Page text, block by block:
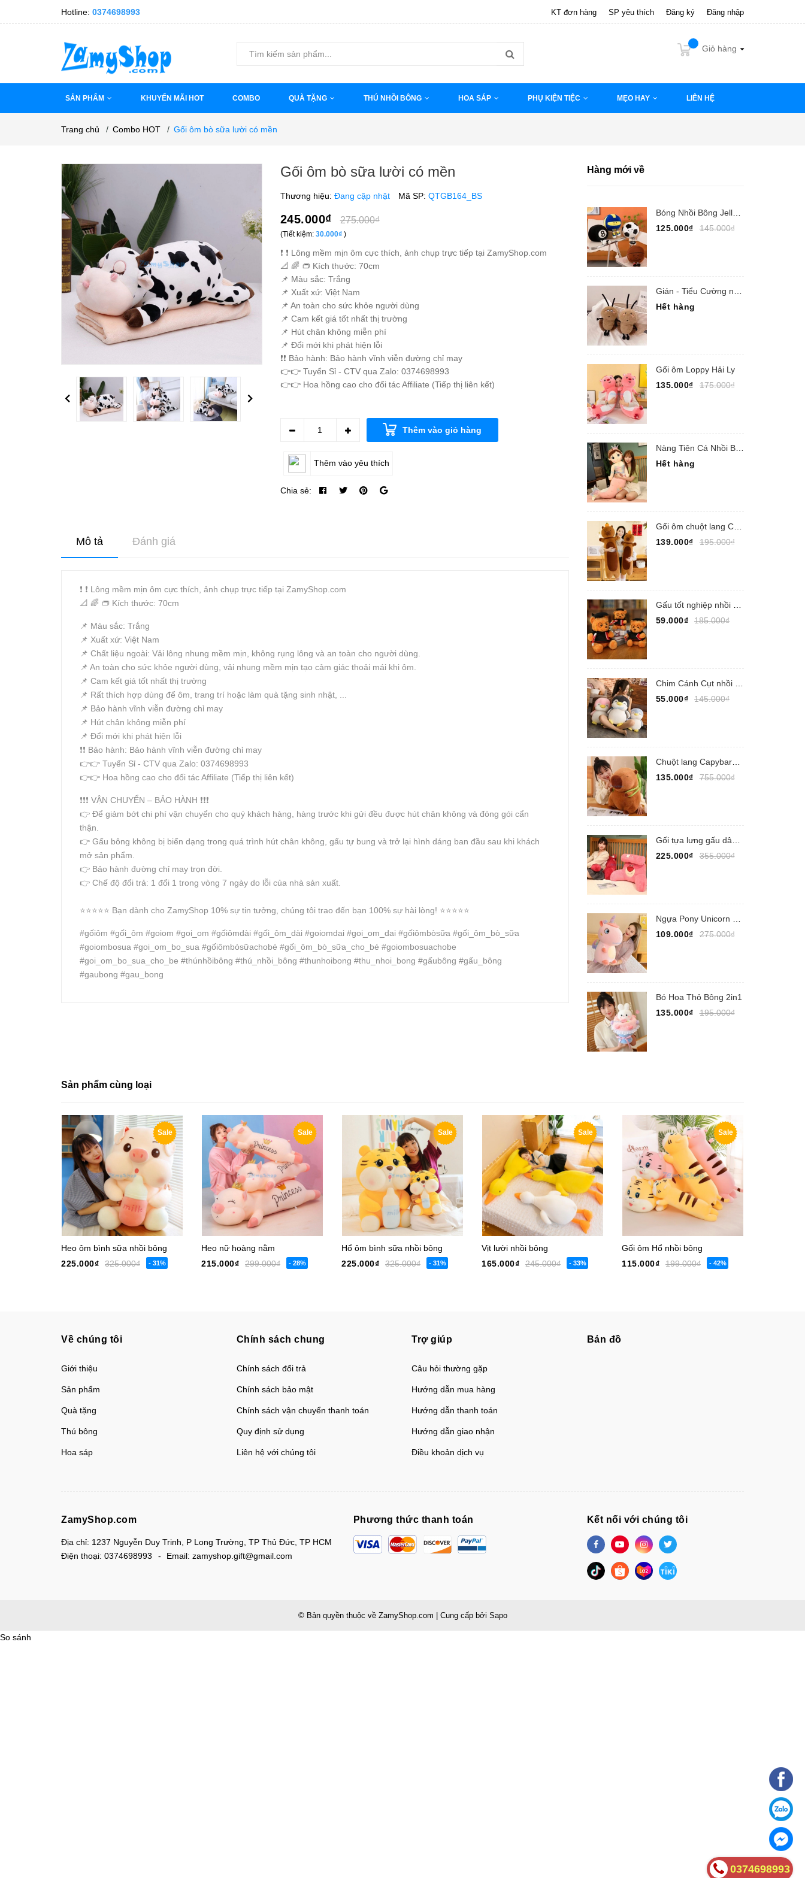
Hotline: 0374698993 KT đơn hàng SP yêu thích Đăng ký Đăng nhập
Giỏ hàng
SẢN PHẨM KHUYẾN MÃI HOT COMBO QUÀ TẶNG THÚ NHỒI BÔNG HOA SÁP PHỤ KIỆN TIỆC MẸO HAY LIÊN HỆ
Trang chủ / Combo HOT / Gối ôm bò sữa lười có mền
Previous Next
Gối ôm bò sữa lười có mền
Thương hiệu: Đang cập nhật Mã SP: QTGB164_BS
245.000₫ 275.000₫
(Tiết kiệm: 30.000₫)
❗️ ❗️ Lông mềm mịn ôm cực thích, ảnh chụp trực tiếp tại ZamyShop.com
📐 🌈 👝 Kích thước: 70cm
📌 Màu sắc: Trắng
📌 Xuất xứ: Việt Nam
📌 An toàn cho sức khỏe người dùng
📌 Cam kết giá tốt nhất thị trường
📌 Hút chân không miễn phí
📌 Đổi mới khi phát hiện lỗi
❗️❗️ Bảo hành: Bảo hành vĩnh viễn đường chỉ may
👉👉 Tuyển Sỉ - CTV qua Zalo: 0374698993
👉👉 Hoa hồng cao cho đối tác Affiliate (Tiếp thị liên kết)
Thêm vào giỏ hàng
Thêm vào yêu thích
Chia sẻ:
Mô tả Đánh giá
❗️ ❗️ Lông mềm mịn ôm cực thích, ảnh chụp trực tiếp tại ZamyShop.com
📐 🌈 👝 Kích thước: 70cm
📌 Màu sắc: Trắng
📌 Xuất xứ: Việt Nam
📌 Chất liệu ngoài: Vải lông nhung mềm mịn, không rụng lông và an toàn cho người dùng.
📌 An toàn cho sức khỏe người dùng, vải nhung mềm mịn tạo cảm giác thoải mái khi ôm.
📌 Cam kết giá tốt nhất thị trường
📌 Rất thích hợp dùng để ôm, trang trí hoặc làm quà tặng sinh nhật, ...
📌 Bảo hành vĩnh viễn đường chỉ may
📌 Hút chân không miễn phí
📌 Đổi mới khi phát hiện lỗi
❗️❗️ Bảo hành: Bảo hành vĩnh viễn đường chỉ may
👉👉 Tuyển Sỉ - CTV qua Zalo: 0374698993
👉👉 Hoa hồng cao cho đối tác Affiliate (Tiếp thị liên kết)
❗️❗️❗️ VẬN CHUYỂN – BẢO HÀNH ❗️❗️❗️
👉 Để giảm bớt chi phí vận chuyển cho quý khách hàng, hàng trước khi gửi đều được hút chân không và đóng gói cẩn
thận.
👉 Gấu bông không bị biến dạng trong quá trình hút chân không, gấu tự bung và trở lại hình dáng ban đầu sau khi khách
mở sản phẩm.
👉 Bảo hành đường chỉ may trọn đời.
👉 Chế độ đổi trả: 1 đổi 1 trong vòng 7 ngày do lỗi của nhà sản xuất.
⭐️⭐️⭐️⭐️⭐️ Bạn dành cho ZamyShop 10% sự tin tưởng, chúng tôi trao đến bạn 100% sự hài lòng! ⭐️⭐️⭐️⭐️⭐️
#gốiôm #gối_ôm #goiom #goi_om #gốiômdài #gối_ôm_dài #goiomdai #goi_om_dai #gốiômbòsữa #gối_ôm_bò_sữa
#goiombosua #goi_om_bo_sua #gốiômbòsữachobé #gối_ôm_bò_sữa_cho_bé #goiombosuachobe
#goi_om_bo_sua_cho_be #thúnhồibông #thú_nhồi_bông #thunhoibong #thu_nhoi_bong #gấubông #gấu_bông
#gaubong #gau_bong
Hàng mới về
Bóng Nhồi Bông Jellycat 30cm, Jellycat Bóng Đá,...
125.000₫
145.000₫
Hết hàng
Gối ôm Loppy Hải Ly
135.000₫
175.000₫
Nàng Tiên Cá Nhồi Bông
Hết hàng
Gối ôm chuột lang Capypara
139.000₫
195.000₫
59.000₫
185.000₫
55.000₫
145.000₫
Chuột lang Capybara nhồi bông
135.000₫
755.000₫
225.000₫
355.000₫
109.000₫
275.000₫
Bó Hoa Thỏ Bông 2in1
135.000₫
195.000₫
Sản phẩm cùng loại
Sale
Heo ôm bình sữa nhồi bông
225.000₫
325.000₫ - 31%
Sale
Heo nữ hoàng nằm
215.000₫
299.000₫ - 28%
Sale
Hổ ôm bình sữa nhồi bông
225.000₫
325.000₫ - 31%
Sale
Vịt lười nhồi bông
165.000₫
245.000₫ - 33%
Sale
Gối ôm Hổ nhồi bông
115.000₫
199.000₫ - 42%
Về chúng tôi
Giới thiệu
Sản phẩm
Quà tặng
Thú bông
Hoa sáp
Chính sách chung
Chính sách đổi trả
Chính sách bảo mật
Chính sách vận chuyển thanh toán
Quy định sử dụng
Liên hệ với chúng tôi
Trợ giúp
Câu hỏi thường gặp
Hướng dẫn mua hàng
Hướng dẫn thanh toán
Hướng dẫn giao nhận
Điều khoản dịch vụ
Bản đồ
ZamyShop.com
Địa chỉ: 1237 Nguyễn Duy Trinh, P Long Trường, TP Thủ Đức, TP HCM
Điện thoại: 0374698993 Email: zamyshop.gift@gmail.com
Phương thức thanh toán Kết nối với chúng tôi
© Bản quyền thuộc về ZamyShop.com Cung cấp bởi Sapo
0374698993
So sánh